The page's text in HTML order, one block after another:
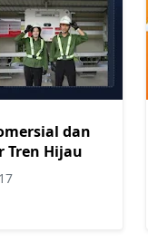
dan
Tren Hijau